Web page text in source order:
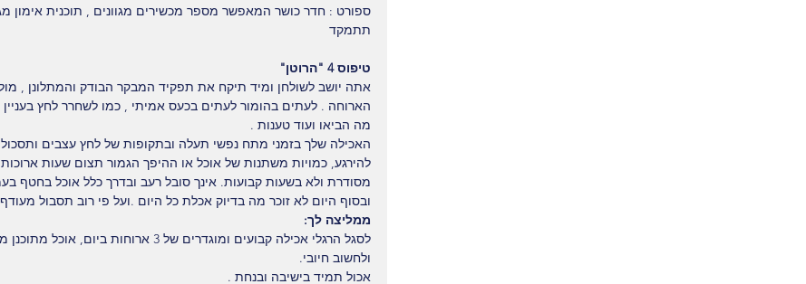
ספורט : חדר כושר המאפשר מספר מכשירים מגוונים , תוכנית אימון
תתמקד
טיפוס 4 "הרוטן"
אתה יושב לשולחן ומיד תיקח את תפקיד המבקר הבודק והמתלונן ,
הארוחה . לעתים בהומור לעתים בכעס אמיתי , כמו לשחרר לחץ
מה הביאו ועוד טענות .
האכילה שלך בזמני מתח נפשי תעלה ובתקופות של לחץ עצבים
להירגע, כמויות משתנות של אוכל או ההיפך הגמור תצום שעות
מסודרת ולא בשעות קבועות. אינך סובל רעב ובדרך כלל אוכל בחטף
ובסוף היום לא זוכר מה בדיוק אכלת כל היום .ועל פי רוב תסבול
ממליצה לך:
לסגל הרגלי אכילה קבועים ומוגדרים של 3
ולחשוב חיובי.
אכול תמיד בישיבה ובנחת .